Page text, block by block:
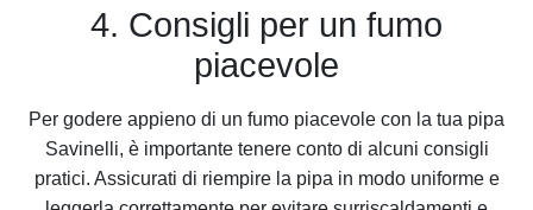
4. Consigli per un fumo
piacevole
Per godere appieno di un fumo piacevole con la tua pipa
Savinelli, è importante tenere conto di alcuni consigli
pratici. Assicurati di riempire la pipa in modo uniforme e